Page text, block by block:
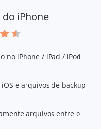
iPhone
no iPhone / iPad / iPod
e arquivos de backup
arquivos entre o